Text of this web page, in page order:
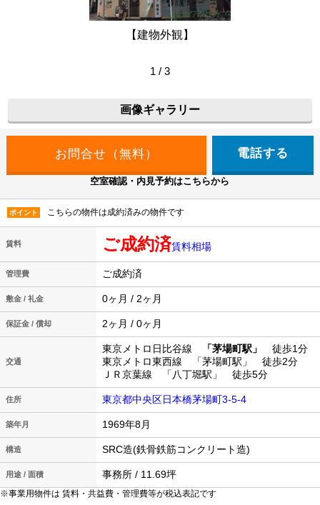
【建物外観】
1 / 3
画像ギャラリー
電話する
空室確認・内見予約はこちらから
ポイント こちらの物件は成約済みの物件です
賃料 ご成約済賃料相場
管理費 ご成約済
敷金 / 礼金 0ヶ月 / 2ヶ月
保証金 / 償却 2ヶ月 / 0ヶ月
交通
東京メトロ日比谷線 「茅場町駅」
徒歩1分
東京メトロ東西線 「茅場町駅」 徒歩2分
ＪＲ京葉線 「八丁堀駅」 徒歩5分
住所 東京都中央区日本橋茅場町3-5-4
築年月 1969年8月
構造 SRC造(鉄骨鉄筋コンクリート造)
用途 / 面積 事務所 / 11.69坪
※事業用物件は 賃料・共益費・管理費等が税込表記です